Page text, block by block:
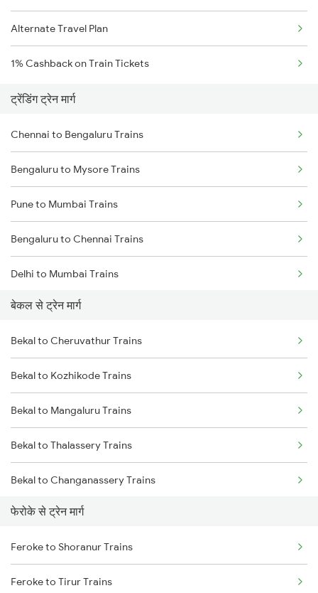
Alternate Travel Plan
1% Cashback on Train Tickets
ट्रेंडिंग ट्रेन मार्ग
Chennai to Bengaluru Trains
Bengaluru to Mysore Trains
Pune to Mumbai Trains
Bengaluru to Chennai Trains
Delhi to Mumbai Trains
Mumbai to Pune Trains
Delhi to Jammu Trains
Mumbai to Delhi Trains
Mumbai to Goa Trains
Chennai to Coimbatore Trains
बेकल से ट्रेन मार्ग
Bekal to Cheruvathur Trains
Bekal to Kozhikode Trains
Bekal to Mangaluru Trains
Bekal to Thalassery Trains
Bekal to Changanassery Trains
Bekal to Chengannur Trains
Bekal to Ernakulam Trains
Bekal to Kottayam Trains
फेरोके से ट्रेन मार्ग
Feroke to Shoranur Trains
Feroke to Tirur Trains